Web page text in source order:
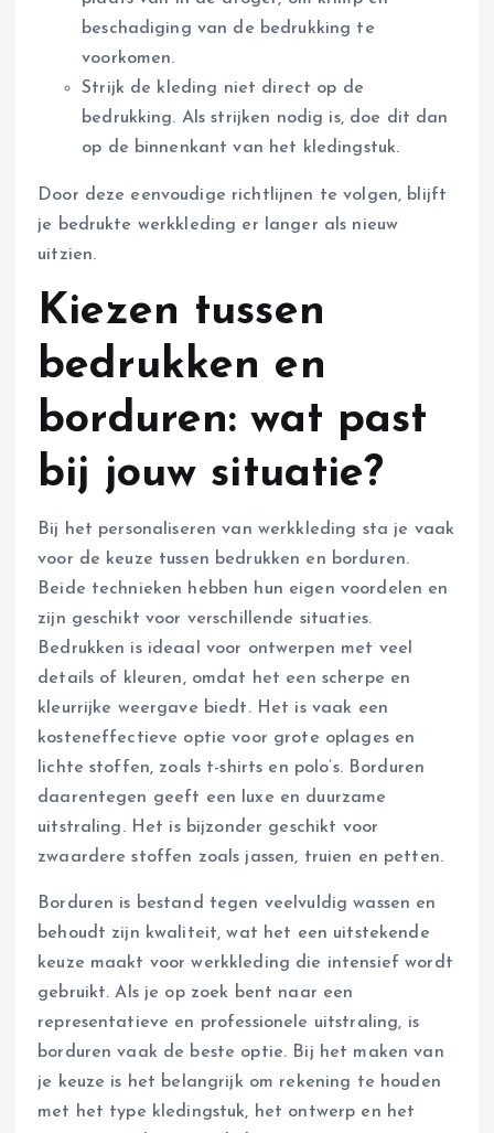
beschadiging van de bedrukking te
voorkomen.
Strijk de kleding niet direct op de
bedrukking. Als strijken nodig is, doe dit dan
op de binnenkant van het kledingstuk.
Door deze eenvoudige richtlijnen te volgen, blijft
je bedrukte werkkleding er langer als nieuw
uitzien.
Kiezen tussen
bedrukken en
borduren: wat past
bij jouw situatie?
Bij het personaliseren van werkkleding sta je vaak
voor de keuze tussen bedrukken en borduren.
Beide technieken hebben hun eigen voordelen en
zijn geschikt voor verschillende situaties.
Bedrukken is ideaal voor ontwerpen met veel
details of kleuren, omdat het een scherpe en
kleurrijke weergave biedt. Het is vaak een
kosteneffectieve optie voor grote oplages en
lichte stoffen, zoals t-shirts en polo’s. Borduren
daarentegen geeft een luxe en duurzame
uitstraling. Het is bijzonder geschikt voor
zwaardere stoffen zoals jassen, truien en petten.
Borduren is bestand tegen veelvuldig wassen en
behoudt zijn kwaliteit, wat het een uitstekende
keuze maakt voor werkkleding die intensief wordt
gebruikt. Als je op zoek bent naar een
representatieve en professionele uitstraling, is
borduren vaak de beste optie. Bij het maken van
je keuze is het belangrijk om rekening te houden
met het type kledingstuk, het ontwerp en het